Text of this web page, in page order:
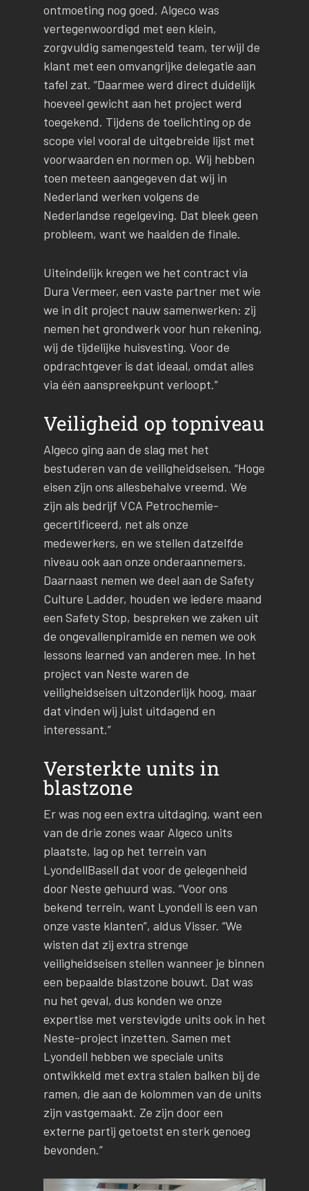
ontmoeting nog goed. Algeco was
vertegenwoordigd met een klein,
zorgvuldig samengesteld team, terwijl de
klant met een omvangrijke delegatie aan
tafel zat. “Daarmee werd direct duidelijk
hoeveel gewicht aan het project werd
toegekend. Tijdens de toelichting op de
scope viel vooral de uitgebreide lijst met
voorwaarden en normen op. Wij hebben
toen meteen aangegeven dat wij in
Nederland werken volgens de
Nederlandse regelgeving. Dat bleek geen
probleem, want we haalden de finale.
Uiteindelijk kregen we het contract via
Dura Vermeer, een vaste partner met wie
we in dit project nauw samenwerken: zij
nemen het grondwerk voor hun rekening,
wij de tijdelijke huisvesting. Voor de
opdrachtgever is dat ideaal, omdat alles
via één aanspreekpunt verloopt.”
Veiligheid op topniveau
Algeco ging aan de slag met het
bestuderen van de veiligheidseisen. “Hoge
eisen zijn ons allesbehalve vreemd. We
zijn als bedrijf VCA Petrochemie-
gecertificeerd, net als onze
medewerkers, en we stellen datzelfde
niveau ook aan onze onderaannemers.
Daarnaast nemen we deel aan de Safety
Culture Ladder, houden we iedere maand
een Safety Stop, bespreken we zaken uit
de ongevallenpiramide en nemen we ook
lessons learned van anderen mee. In het
project van Neste waren de
veiligheidseisen uitzonderlijk hoog, maar
dat vinden wij juist uitdagend en
interessant.”
Versterkte units in
blastzone
Er was nog een extra uitdaging, want een
van de drie zones waar Algeco units
plaatste, lag op het terrein van
LyondellBasell dat voor de gelegenheid
door Neste gehuurd was. “Voor ons
bekend terrein, want Lyondell is een van
onze vaste klanten”, aldus Visser. “We
wisten dat zij extra strenge
veiligheidseisen stellen wanneer je binnen
een bepaalde blastzone bouwt. Dat was
nu het geval, dus konden we onze
expertise met verstevigde units ook in het
Neste-project inzetten. Samen met
Lyondell hebben we speciale units
ontwikkeld met extra stalen balken bij de
ramen, die aan de kolommen van de units
zijn vastgemaakt. Ze zijn door een
externe partij getoetst en sterk genoeg
bevonden.”